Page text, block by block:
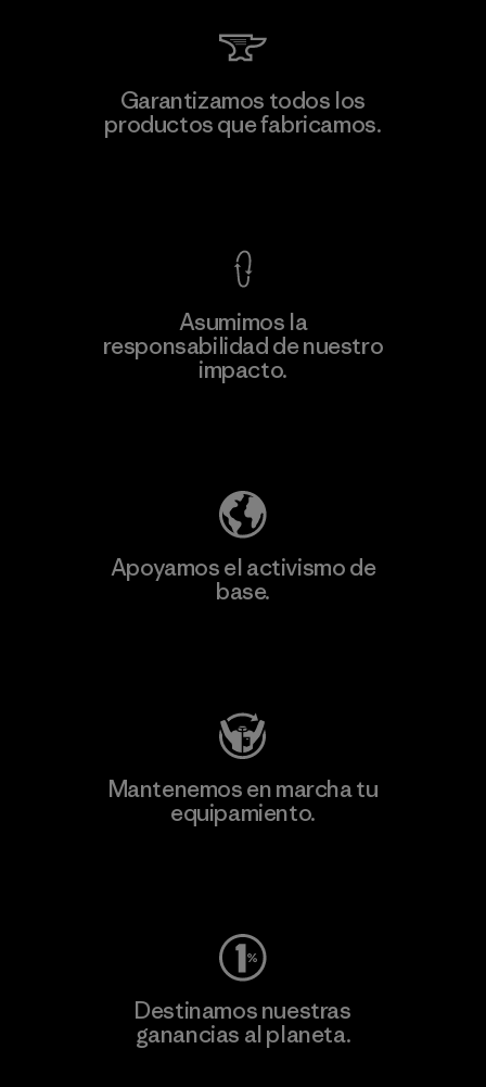
información
Viet Tien Garment JSC
Garantizamos todos los
productos que fabricamos.
Asumimos la
responsabilidad de nuestro
impacto.
Apoyamos el activismo de
base.
Mantenemos en marcha tu
equipamiento.
Destinamos nuestras
ganancias al planeta.